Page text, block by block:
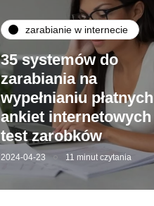
zarabianie w internecie
35 systemów do
zarabiania na
wypełnianiu płatnych
ankiet internetowych
test zarobków
2024-04-23 11 minut czytania